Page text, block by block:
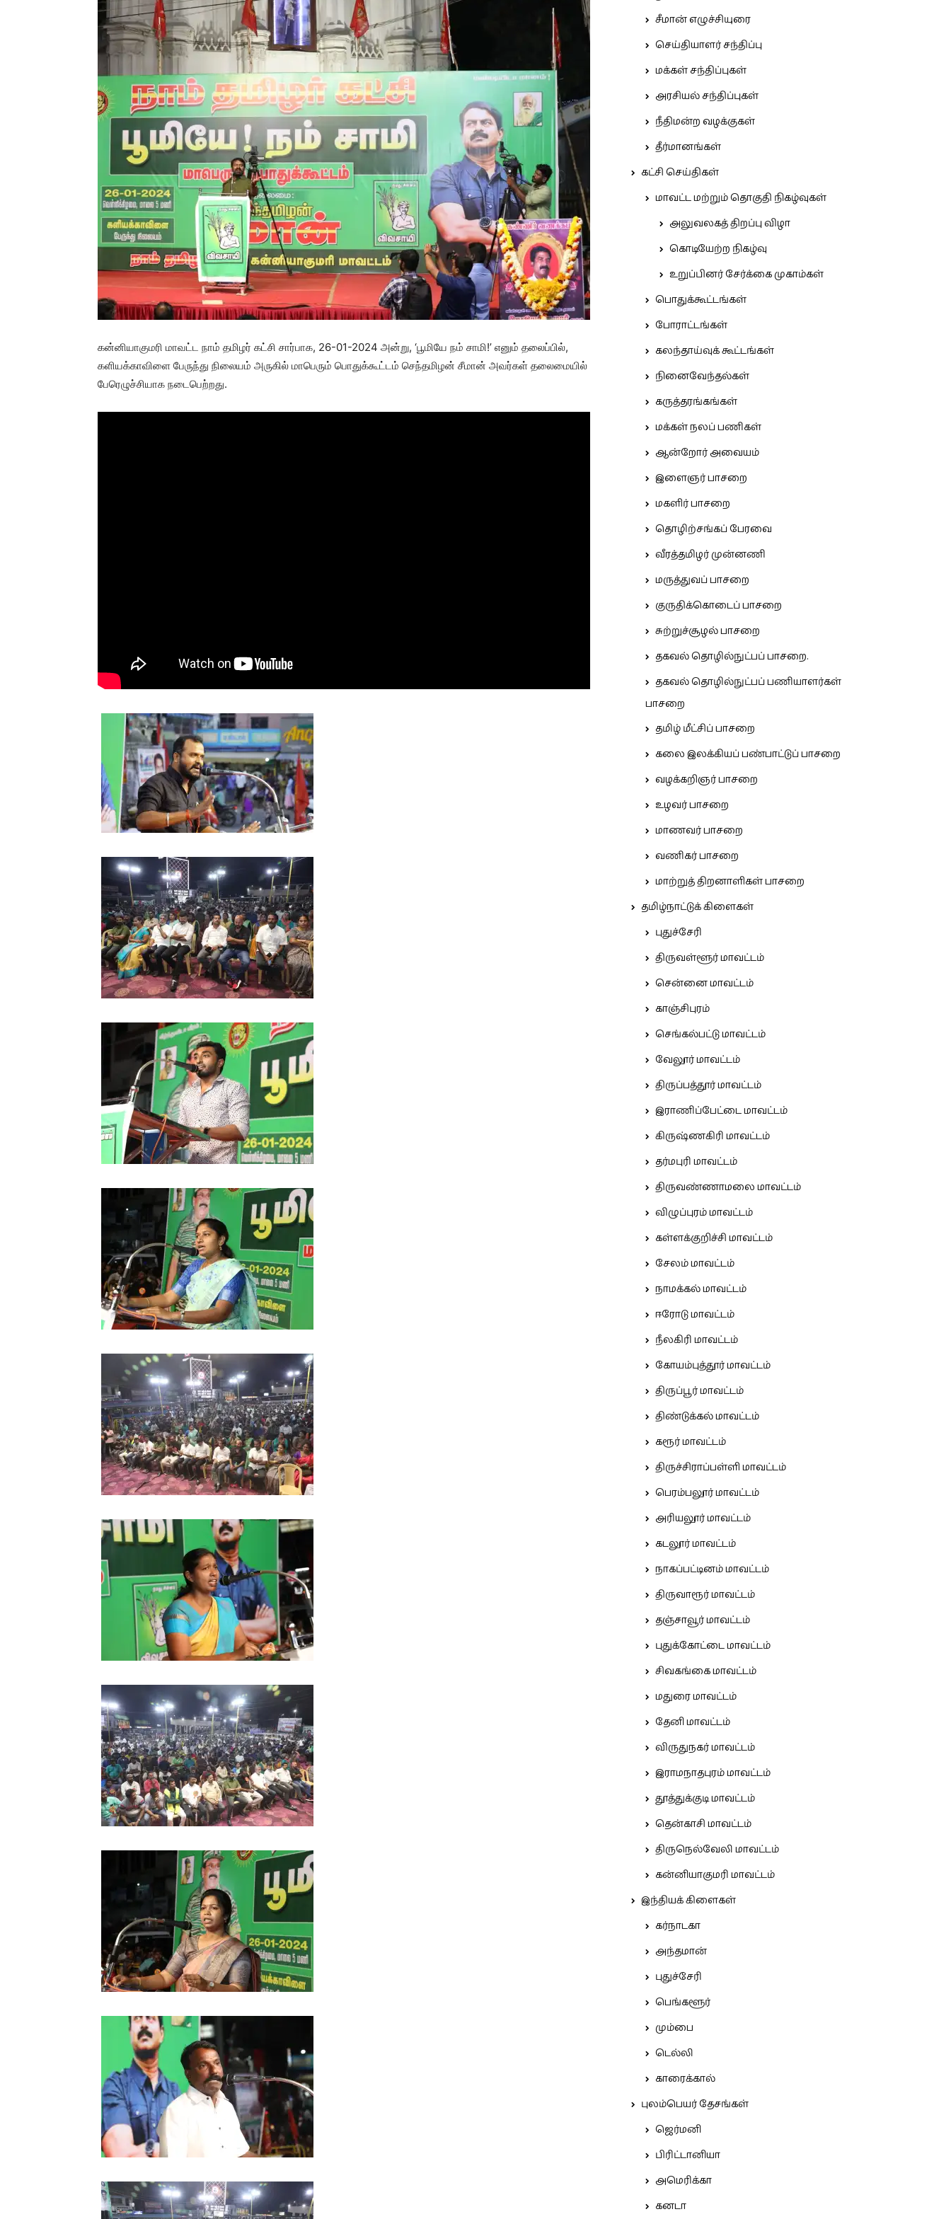
கன்னியாகுமரி மாவட்ட நாம் தமிழர் கட்சி சார்பாக, 26-01-2024 அன்று, ‘பூமியே நம் சாமி!’ எனும் தலைப்பில்,
களியக்காவிளை பேருந்து நிலையம் அருகில் மாபெரும் பொதுக்கூட்டம் செந்தமிழன் சீமான் அவர்கள் தலைமையில்
பேரெழுச்சியாக நடைபெற்றது.
சீமான் எழுச்சியுரை
செய்தியாளர் சந்திப்பு
மக்கள் சந்திப்புகள்
அரசியல் சந்திப்புகள்
நீதிமன்ற வழக்குகள்
தீர்மானங்கள்
கட்சி செய்திகள்
மாவட்ட மற்றும் தொகுதி நிகழ்வுகள்
அலுவலகத் திறப்பு விழா
கொடியேற்ற நிகழ்வு
உறுப்பினர் சேர்க்கை முகாம்கள்
பொதுக்கூட்டங்கள்
போராட்டங்கள்
கலந்தாய்வுக் கூட்டங்கள்
நினைவேந்தல்கள்
கருத்தரங்கங்கள்
மக்கள் நலப் பணிகள்
ஆன்றோர் அவையம்
இளைஞர் பாசறை
மகளிர் பாசறை
தொழிற்சங்கப் பேரவை
வீரத்தமிழர் முன்னணி
மருத்துவப் பாசறை
குருதிக்கொடைப் பாசறை
சுற்றுச்சூழல் பாசறை
தகவல் தொழில்நுட்பப் பாசறை.
தகவல் தொழில்நுட்பப் பணியாளர்கள்
பாசறை
தமிழ் மீட்சிப் பாசறை
கலை இலக்கியப் பண்பாட்டுப் பாசறை
வழக்கறிஞர் பாசறை
உழவர் பாசறை
மாணவர் பாசறை
வணிகர் பாசறை
மாற்றுத் திறனாளிகள் பாசறை
தமிழ்நாட்டுக் கிளைகள்
புதுச்சேரி
திருவள்ளூர் மாவட்டம்
சென்னை மாவட்டம்
காஞ்சிபுரம்
செங்கல்பட்டு மாவட்டம்
வேலூர் மாவட்டம்
திருப்பத்தூர் மாவட்டம்
இராணிப்பேட்டை மாவட்டம்
கிருஷ்ணகிரி மாவட்டம்
தர்மபுரி மாவட்டம்
திருவண்ணாமலை மாவட்டம்
விழுப்புரம் மாவட்டம்
கள்ளக்குறிச்சி மாவட்டம்
சேலம் மாவட்டம்
நாமக்கல் மாவட்டம்
ஈரோடு மாவட்டம்
நீலகிரி மாவட்டம்
கோயம்புத்தூர் மாவட்டம்
திருப்பூர் மாவட்டம்
திண்டுக்கல் மாவட்டம்
கரூர் மாவட்டம்
திருச்சிராப்பள்ளி மாவட்டம்
பெரம்பலூர் மாவட்டம்
அரியலூர் மாவட்டம்
கடலூர் மாவட்டம்
நாகப்பட்டினம் மாவட்டம்
திருவாரூர் மாவட்டம்
தஞ்சாவூர் மாவட்டம்
புதுக்கோட்டை மாவட்டம்
சிவகங்கை மாவட்டம்
மதுரை மாவட்டம்
தேனி மாவட்டம்
விருதுநகர் மாவட்டம்
இராமநாதபுரம் மாவட்டம்
தூத்துக்குடி மாவட்டம்
தென்காசி மாவட்டம்
திருநெல்வேலி மாவட்டம்
கன்னியாகுமரி மாவட்டம்
இந்தியக் கிளைகள்
கர்நாடகா
அந்தமான்
புதுச்சேரி
பெங்களூர்
மும்பை
டெல்லி
காரைக்கால்
புலம்பெயர் தேசங்கள்
ஜெர்மனி
பிரிட்டானியா
அமெரிக்கா
கனடா